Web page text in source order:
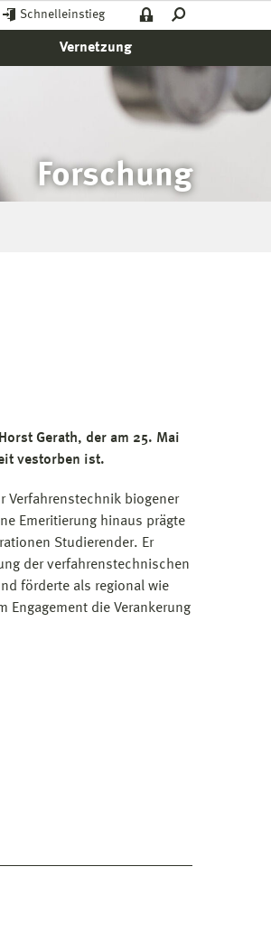
Schnelleinstieg
Vernetzung
Forschung
Gerath, der am 25. Mai
vestorben ist.
Verfahrenstechnik biogener
Emeritierung hinaus prägte
Studierender. Er
der verfahrenstechnischen
förderte als regional wie
Engagement die Verankerung